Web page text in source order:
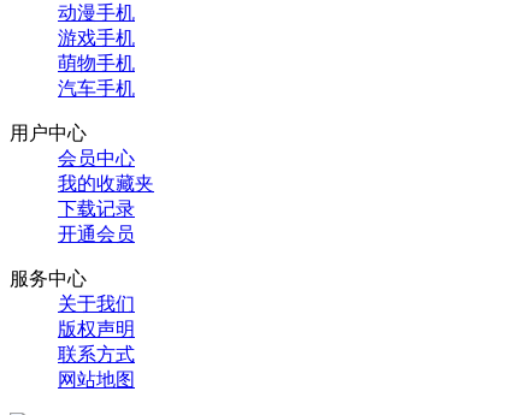
动漫手机
游戏手机
萌物手机
汽车手机
用户中心
会员中心
我的收藏夹
下载记录
开通会员
服务中心
关于我们
版权声明
联系方式
网站地图